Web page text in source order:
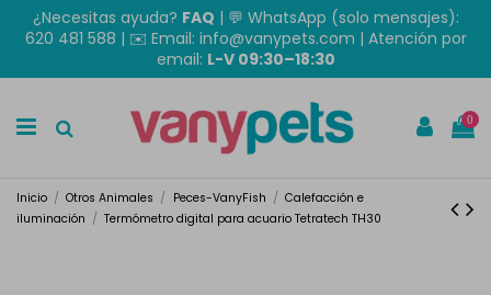
¿Necesitas ayuda? FAQ | 💬 WhatsApp (solo mensajes):
620 481 588 | ✉️ Email: info@vanypets.com | Atención por
email: L-V 09:30–18:30
0
Inicio Otros Animales Peces-VanyFish
Calefacción e
iluminación
Termómetro digital para acuario Tetratech TH30